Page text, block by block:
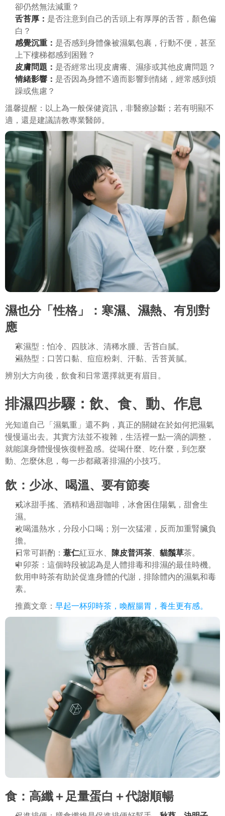
卻仍然無法減重？
舌苔厚： 是否注意到自己的舌頭上有厚厚的舌苔，顏色偏
白？
感覺沉重： 是否感到身體像被濕氣包裹，行動不便，甚至
上下樓梯都感到困難？
皮膚問題： 是否經常出現皮膚癢、濕疹或其他皮膚問題？
情緒影響： 是否因為身體不適而影響到情緒，經常感到煩
躁或焦慮？
溫馨提醒：以上為一般保健資訊，非醫療診斷；若有明顯不
適，還是建議請教專業醫師。
濕也分「性格」：寒濕、濕熱、有別對
應
寒濕型：怕冷、四肢冰、清稀水腫、舌苔白膩。
濕熱型：口苦口黏、痘痘粉刺、汗黏、舌苔黃膩。
辨別大方向後，飲食和日常選擇就更有眉目。
排濕四步驟：飲、食、動、作息
光知道自己「濕氣重」還不夠，真正的關鍵在於如何把濕氣
慢慢逼出去。其實方法並不複雜，生活裡一點一滴的調整，
就能讓身體慢慢恢復輕盈感。從喝什麼、吃什麼，到怎麼
動、怎麼休息，每一步都藏著排濕的小技巧。
飲：少冰、喝溫、要有節奏
戒冰甜手搖、酒精和過甜咖啡，冰會困住陽氣，甜會生
濕。
改喝溫熱水，分段小口喝；別一次猛灌，反而加重腎臟負
擔。
日常可斟酌： 薏仁紅豆水、 陳皮普洱茶 貓鬚草茶。
申卯茶：這個時段被認為是人體排毒和排濕的最佳時機。
飲用申時茶有助於促進身體的代謝，排除體內的濕氣和毒
素。
推薦文章： 早起一杯卯時茶，喚醒腸胃，養生更有感。
食：高纖＋足量蛋白＋代謝順暢